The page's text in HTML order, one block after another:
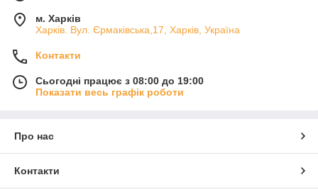
м. Харків
Харків. Вул. Єрмаківська,17, Харків, Україна
Контакти
Сьогодні працює з 08:00 до 19:00
Показати весь графік роботи
Про нас
Контакти